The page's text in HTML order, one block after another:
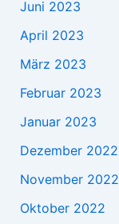
Juni 2023
April 2023
März 2023
Februar 2023
Januar 2023
Dezember 2022
November 2022
Oktober 2022